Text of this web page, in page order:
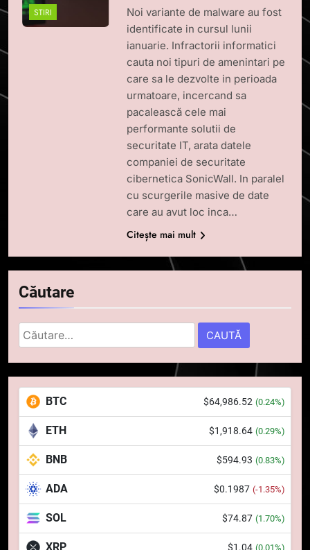
STIRI
Noi variante de malware au fost
identificate in cursul lunii
ianuarie. Infractorii informatici
cauta noi tipuri de amenintari pe
care sa le dezvolte in perioada
urmatoare, incercand sa
pacalească cele mai
performante solutii de
securitate IT, arata datele
companiei de securitate
cibernetica SonicWall. In paralel
cu scurgerile masive de date
care au avut loc inca…
Citește mai mult
Căutare
Caută
după:
BTC $64,986.52 (0.24%)
ETH $1,918.64 (0.29%)
BNB $594.93 (0.83%)
ADA $0.1987 (-1.35%)
SOL $74.87 (1.70%)
XRP (0.01%)
Squid a strâns 6 milioane de
dolari cu sprijinul Ripple, apoi a
pierdut jumătate din aceștia
într-un atac cibernetic în mai
6
Banii digitali și arhitectura
încrederii: O nouă viziune asupra
banilor în era digitală